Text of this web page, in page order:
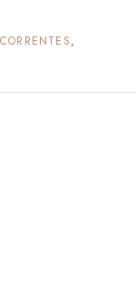
CORRENTES,